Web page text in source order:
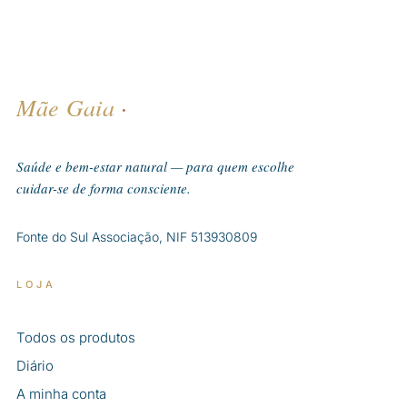
Mãe Gaia ·
Saúde e bem-estar natural — para quem escolhe
cuidar-se de forma consciente.
Fonte do Sul Associação, NIF 513930809
LOJA
Todos os produtos
Diário
A minha conta